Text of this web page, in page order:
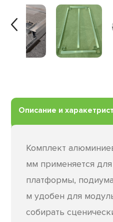
Описание и
Комплект
мм применяется
платформы,
м удобен для
собирать